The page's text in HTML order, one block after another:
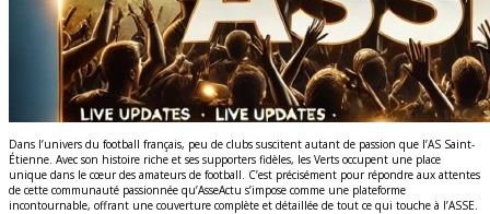
Dans l’univers du football français, peu de clubs suscitent autant de passion que l’AS Saint-
Étienne. Avec son histoire riche et ses supporters fidèles, les Verts occupent une place
unique dans le cœur des amateurs de football. C’est précisément pour répondre aux attentes
de cette communauté passionnée qu’AsseActu s’impose comme une plateforme
incontournable, offrant une couverture complète et détaillée de tout ce qui touche à l’ASSE.